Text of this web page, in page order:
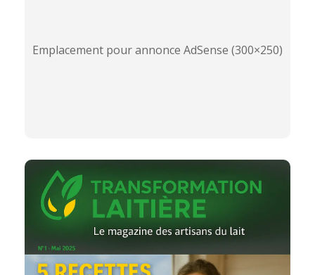
Emplacement pour annonce AdSense (300×250)